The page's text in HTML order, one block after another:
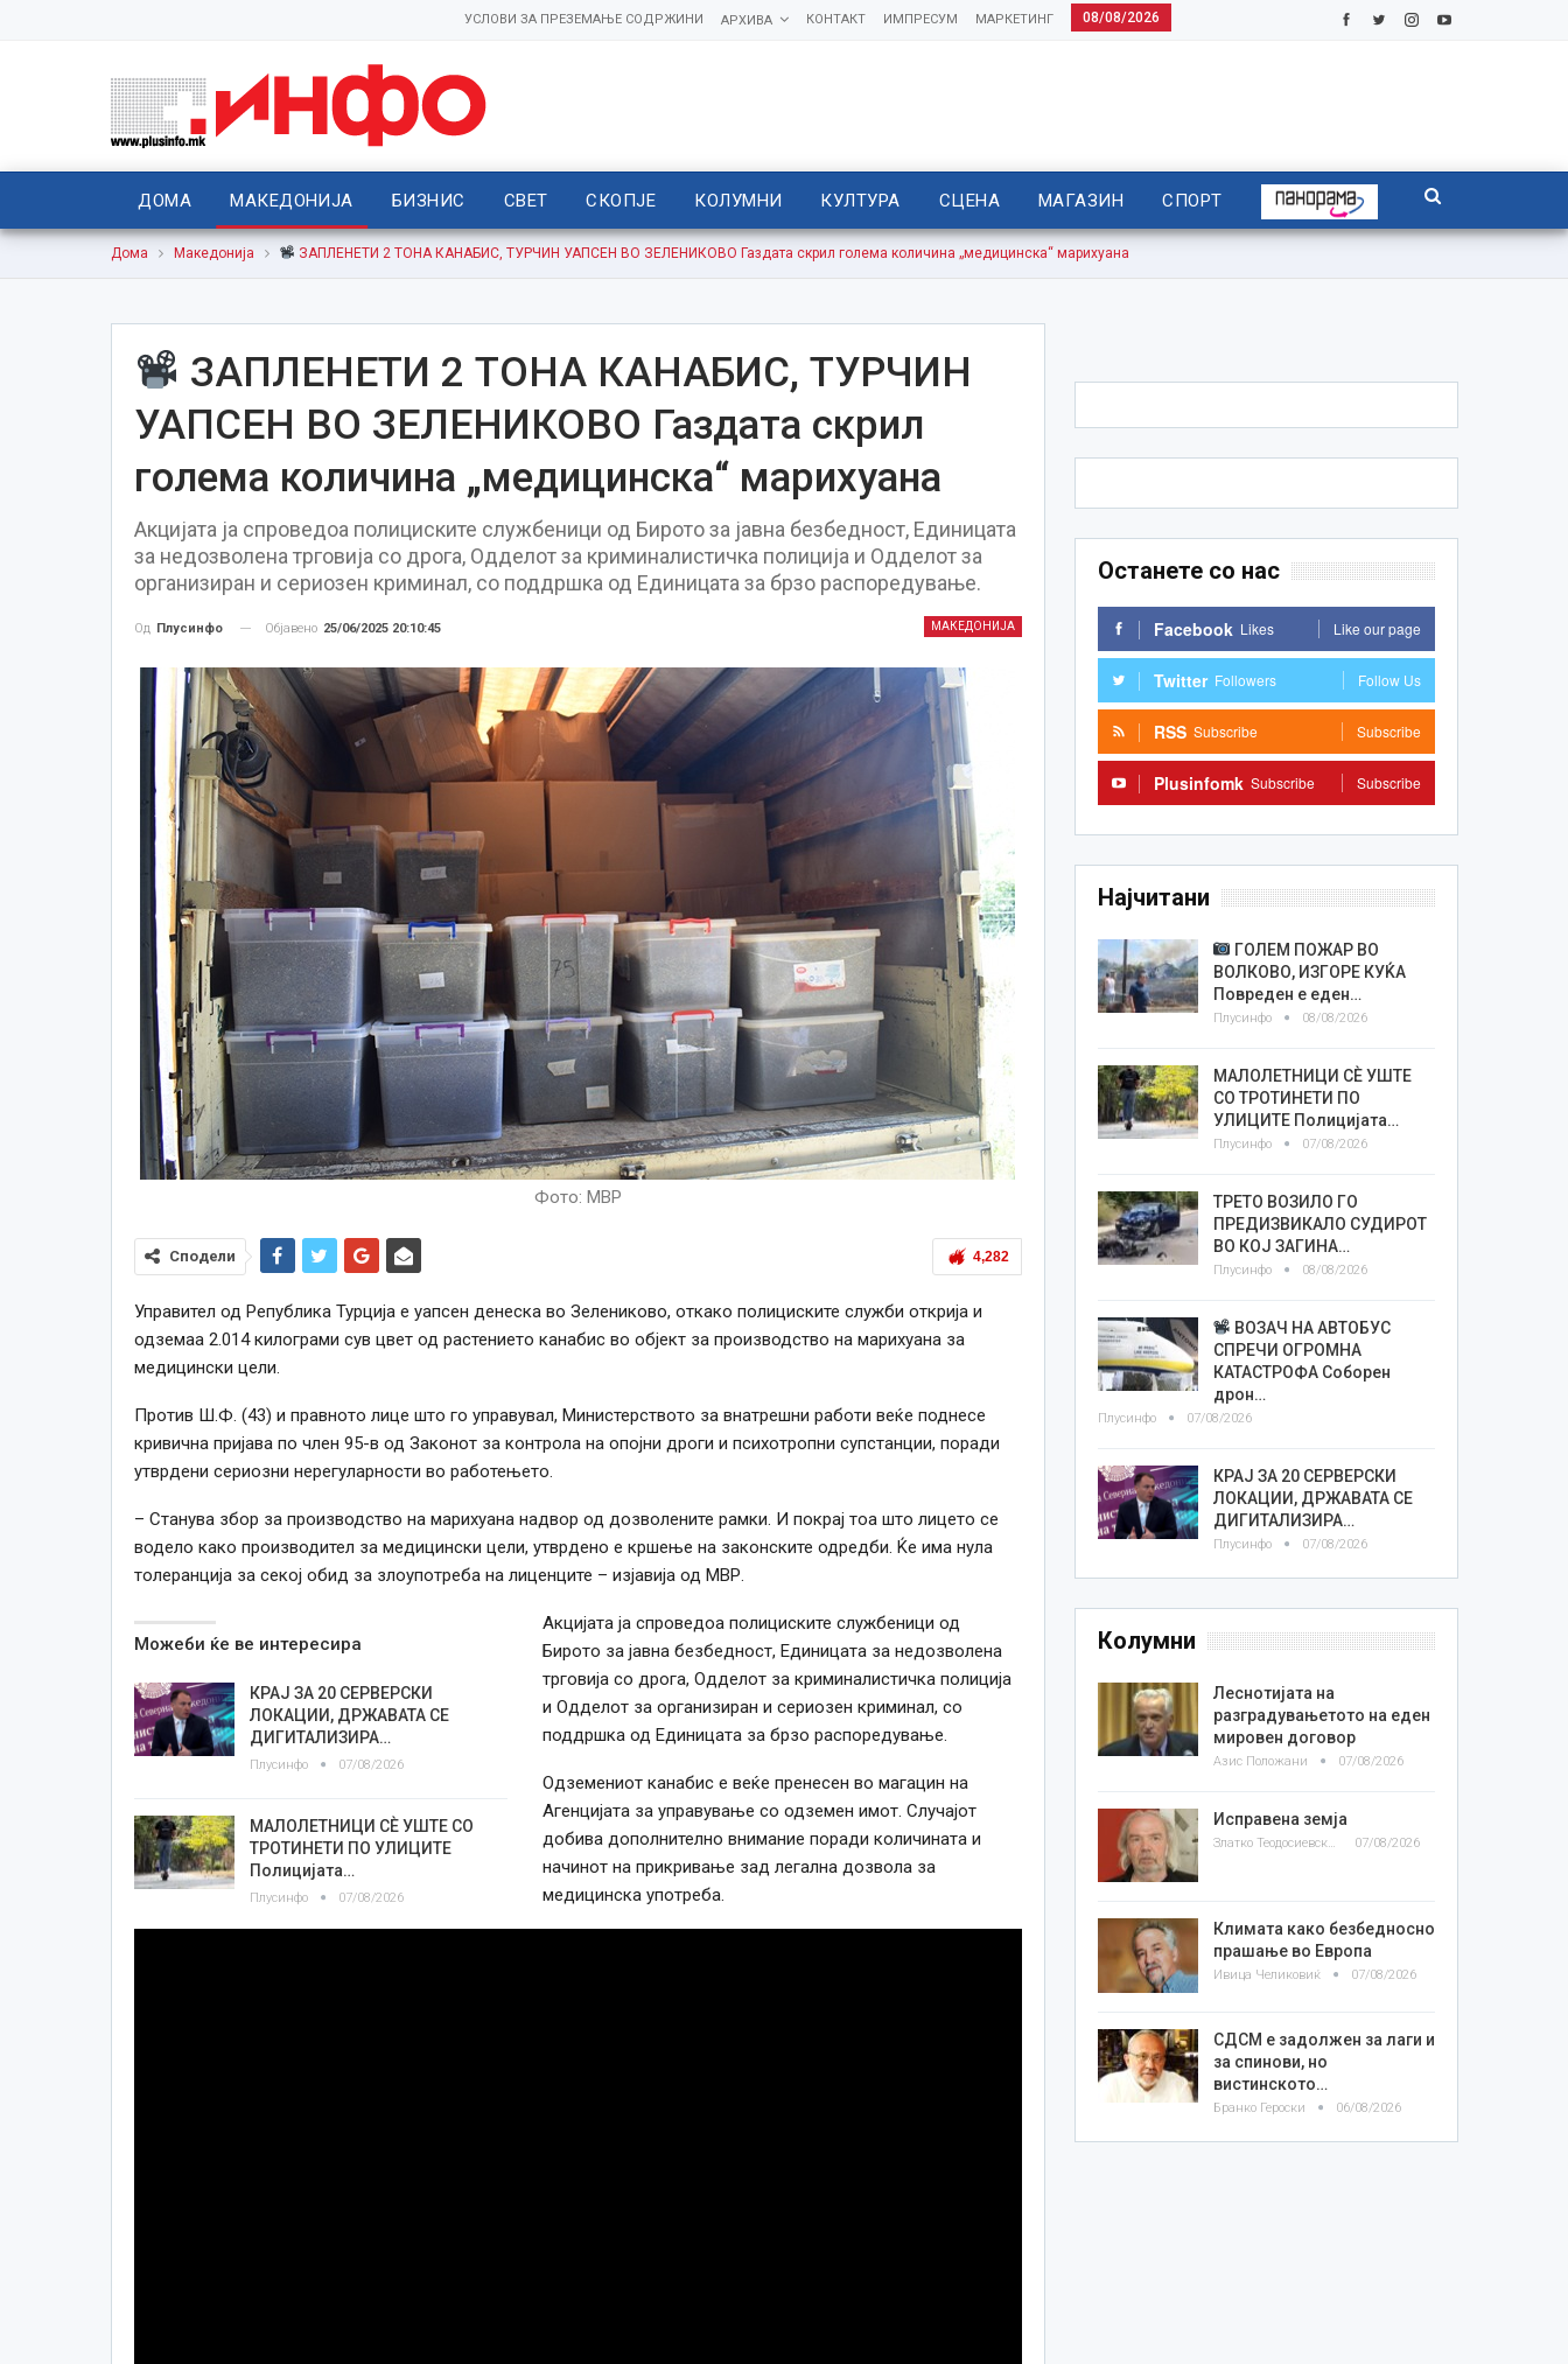
08/08/2026
МАРКЕТИНГ
ИМПРЕСУМ
КОНТАКТ
АРХИВА
УСЛОВИ ЗА ПРЕЗЕМАЊЕ СОДРЖИНИ
ДОМА МАКЕДОНИЈА БИЗНИС СВЕТ СКОПЈЕ КОЛУМНИ КУЛТУРА СЦЕНА МАГАЗИН СПОРТ
Дома Македонија ЗАПЛЕНЕТИ 2 ТОНА КАНАБИС, ТУРЧИН УАПСЕН ВО ЗЕЛЕНИКОВО Газдата скрил голема количина „медицинска“ марихуана
ЗАПЛЕНЕТИ 2 ТОНА КАНАБИС, ТУРЧИН
УАПСЕН ВО ЗЕЛЕНИКОВО Газдата скрил
голема количина „медицинска“ марихуана
Акцијата ја спроведоа полициските службеници од Бирото за јавна безбедност, Единицата
за недозволена трговија со дрога, Одделот за криминалистичка полиција и Одделот за
организиран и сериозен криминал, со поддршка од Единицата за брзо распоредување.
МАКЕДОНИЈА
Од Плусинфо Објавено 25/06/2025 20:10:45
Фото: МВР
4,282
Сподели
Управител од Република Турција е уапсен денеска во Зелениково, откако полициските служби открија и
одземаа 2.014 килограми сув цвет од растението канабис во објект за производство на марихуана за
медицински цели.
Против Ш.Ф. (43) и правното лице што го управувал, Министерството за внатрешни работи веќе поднесе
кривична пријава по член 95-в од Законот за контрола на опојни дроги и психотропни супстанции, поради
утврдени сериозни нерегуларности во работењето.
– Станува збор за производство на марихуана надвор од дозволените рамки. И покрај тоа што лицето се
водело како производител за медицински цели, утврдено е кршење на законските одредби. Ќе има нула
толеранција за секој обид за злоупотреба на лиценците – изјавија од МВР.
Можеби ќе ве интересира
КРАЈ ЗА 20 СЕРВЕРСКИ
ЛОКАЦИИ, ДРЖАВАТА СЕ
ДИГИТАЛИЗИРА…
Плусинфо 07/08/2026
МАЛОЛЕТНИЦИ СÈ УШТЕ СО
ТРОТИНЕТИ ПО УЛИЦИТЕ
Полицијата…
Плусинфо 07/08/2026
Акцијата ја спроведоа полициските службеници од
Бирото за јавна безбедност, Единицата за недозволена
трговија со дрога, Одделот за криминалистичка полиција
и Одделот за организиран и сериозен криминал, со
поддршка од Единицата за брзо распоредување.
Одземениот канабис е веќе пренесен во магацин на
Агенцијата за управување со одземен имот. Случајот
добива дополнително внимание поради количината и
начинот на прикривање зад легална дозвола за
медицинска употреба.
Останете со нас
Facebook Likes Like our page
Twitter Followers Follow Us
RSS Subscribe Subscribe
Plusinfomk Subscribe Subscribe
Најчитани
ГОЛЕМ ПОЖАР ВО
ВОЛКОВО, ИЗГОРЕ КУЌА
Повреден е еден…
Плусинфо 08/08/2026
МАЛОЛЕТНИЦИ СÈ УШТЕ
СО ТРОТИНЕТИ ПО
УЛИЦИТЕ Полицијата…
Плусинфо 07/08/2026
ТРЕТО ВОЗИЛО ГО
ПРЕДИЗВИКАЛО СУДИРОТ
ВО КОЈ ЗАГИНА…
Плусинфо 08/08/2026
ВОЗАЧ НА АВТОБУС
СПРЕЧИ ОГРОМНА
КАТАСТРОФА Соборен
дрон…
Плусинфо 07/08/2026
КРАЈ ЗА 20 СЕРВЕРСКИ
ЛОКАЦИИ, ДРЖАВАТА СЕ
ДИГИТАЛИЗИРА…
Плусинфо 07/08/2026
Колумни
Леснотијата на
разградувањетото на еден
мировен договор
Азис Положани 07/08/2026
Исправена земја
Златко Теодосиевски 07/08/2026
Климата како безбедносно
прашање во Европа
Ивица Челиковиќ 07/08/2026
СДСМ е задолжен за лаги и
за спинови, но
вистинското…
Бранко Героски 06/08/2026